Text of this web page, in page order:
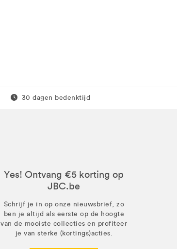
Gratis retour
30 dagen bedenktijd
Yes! Ontvang €5 korting op
JBC.be
Schrijf je in op onze nieuwsbrief, zo
ben je altijd als eerste op de hoogte
van de mooiste collecties en profiteer
je van sterke (kortings)acties.